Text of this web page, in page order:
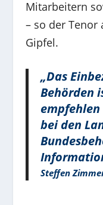
Mitarbeitern
– so der Tenor
Gipfel.
„Das
Behörden
bei den
Steffen